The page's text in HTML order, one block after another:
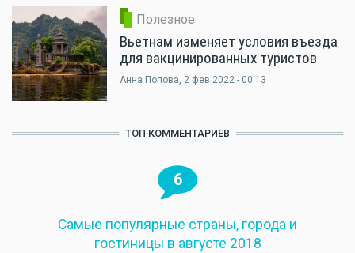
Полезное
Вьетнам изменяет условия въезда
для вакцинированных туристов
Анна Попова, 2 фев 2022 - 00:13
ТОП КОММЕНТАРИЕВ
6
Самые популярные страны, города и
гостиницы в августе 2018